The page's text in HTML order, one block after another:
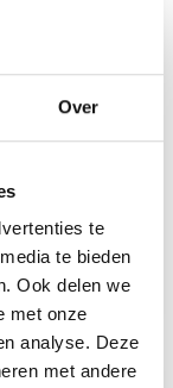
Over
te
te bieden
Ook delen we
met onze
analyse. Deze
met andere
leads te
en
sneller